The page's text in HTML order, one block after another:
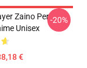
Zaino Per
Unisex
€
-20%